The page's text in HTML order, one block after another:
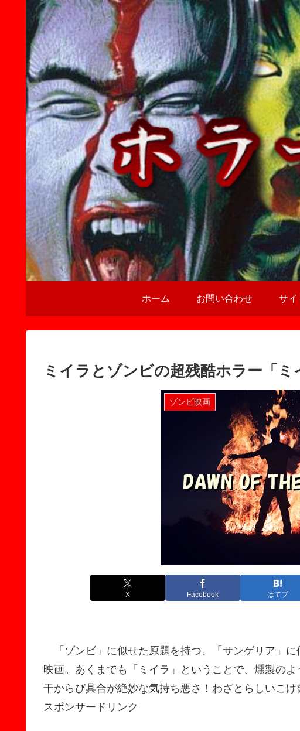
ホーム お問い合わせ サイ
ミイラとゾンビの超残酷ホラー「ミ
ゾンビ映画
X Facebook はてブ
「ゾンビ」に似せた原題を持つ、「サンゲリア」
映画。あくまでも「ミイラ」ということで、燻製の
干からび具合が絶妙な気持ち悪さ！わざとらしいこけ
スポンサードリンク